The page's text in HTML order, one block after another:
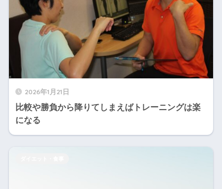
2026年1月21日
比較や勝負から降りてしまえばトレーニングは楽
になる